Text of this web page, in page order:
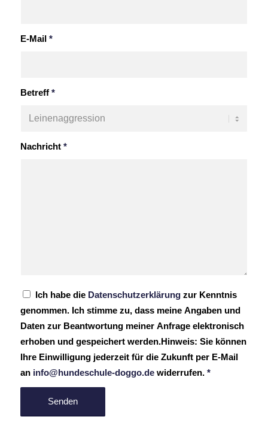
E-Mail *
Betreff *
Nachricht *
Ich habe die Datenschutzerklärungzur Kenntnis
genommen. Ich stimme zu, dass meine Angaben und
Daten zur Beantwortung meiner Anfrage elektronisch
erhoben und gespeichert werden.Hinweis: Sie können
Ihre Einwilligung jederzeit für die Zukunft per E-Mail
an info@hundeschule-doggo.dewiderrufen. *